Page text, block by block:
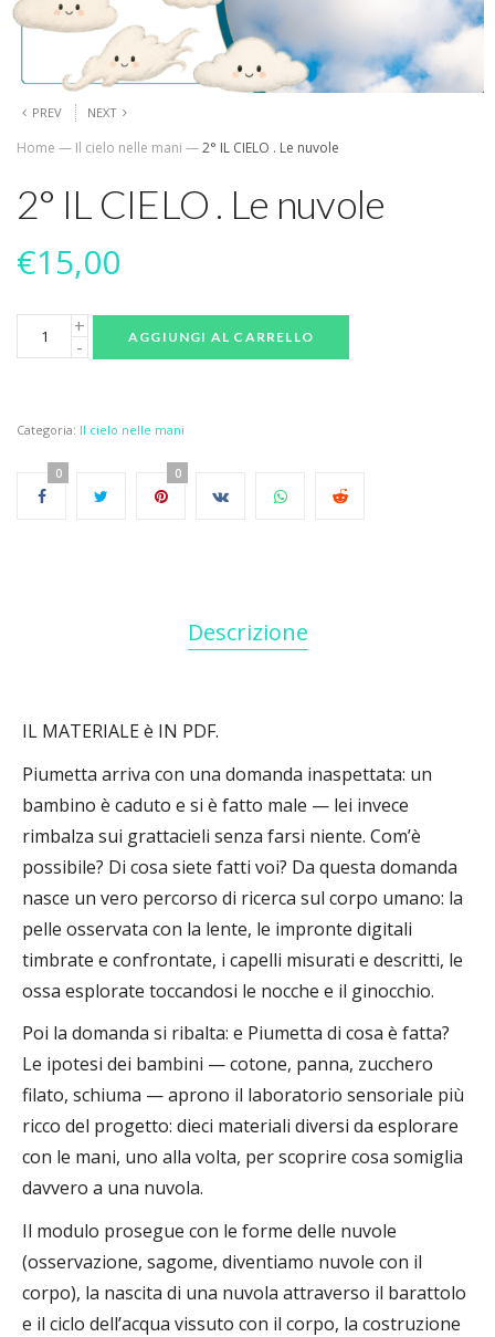
PREV NEXT
Home — Il cielo nelle mani —2° IL CIELO . Le nuvole
2° IL CIELO . Le nuvole
€15,00
AGGIUNGI AL CARRELLO
Categoria: Il cielo nelle mani
0 0
Descrizione
IL MATERIALE è IN PDF.
Piumetta arriva con una domanda inaspettata: un
bambino è caduto e si è fatto male — lei invece
rimbalza sui grattacieli senza farsi niente. Com’è
possibile? Di cosa siete fatti voi? Da questa domanda
nasce un vero percorso di ricerca sul corpo umano: la
pelle osservata con la lente, le impronte digitali
timbrate e confrontate, i capelli misurati e descritti, le
ossa esplorate toccandosi le nocche e il ginocchio.
Poi la domanda si ribalta: e Piumetta di cosa è fatta?
Le ipotesi dei bambini — cotone, panna, zucchero
filato, schiuma — aprono il laboratorio sensoriale più
ricco del progetto: dieci materiali diversi da esplorare
con le mani, uno alla volta, per scoprire cosa somiglia
davvero a una nuvola.
Il modulo prosegue con le forme delle nuvole
(osservazione, sagome, diventiamo nuvole con il
corpo), la nascita di una nuvola attraverso il barattolo
e il ciclo dell’acqua vissuto con il corpo, la costruzione